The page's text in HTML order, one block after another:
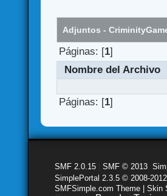
Adjuntos -
Páginas: [1]
Nombre del Archivo
Páginas: [1]
SMF 2.0.15 |SMF © 2013 ,
SimplePortal 2.3.5 © 2008-
SMFSimple.com Theme | Skin